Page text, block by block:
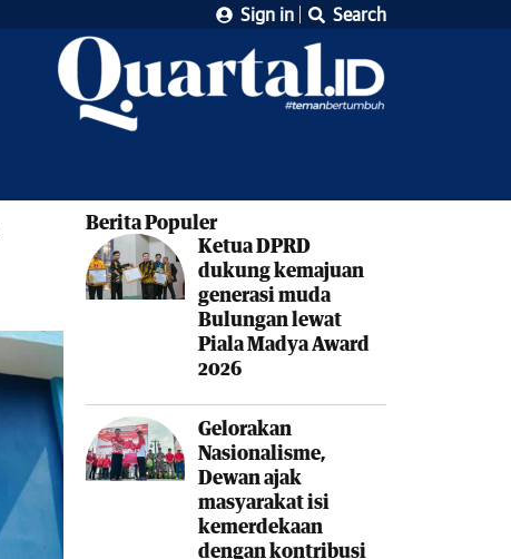
Sign in Search
Berita Populer
Ketua DPRD
dukung kemajuan
generasi muda
Bulungan lewat
Piala Madya Award
2026
Gelorakan
Nasionalisme,
Dewan ajak
masyarakat isi
kemerdekaan
dengan kontribusi